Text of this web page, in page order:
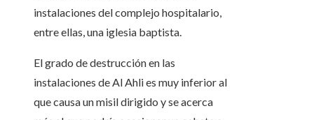
instalaciones del complejo hospitalario,
entre ellas, una iglesia baptista.
El grado de destrucción en las
instalaciones de Al Ahli es muy inferior al
que causa un misil dirigido y se acerca